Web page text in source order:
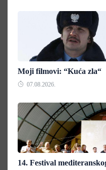
Moji filmovi: “Kuća zla“
07.08.2026.
14. Festival